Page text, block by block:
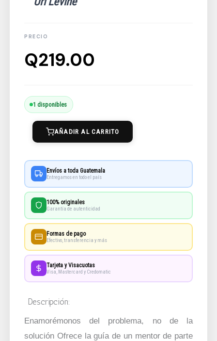
Q219.00
1 disponibles
Enamorate
Problema
De
La
Solucion
cantidad
AÑADIR AL CARRITO
Envíos a toda Guatemala
Entregamos en todo el país
100% originales
Garantía de autenticidad
Formas de pago
Efectivo, transferencia y más
Tarjeta y Visacuotas
Visa, Mastercard y Credomatic
Descripción:
Enamorémonos del problema, no de la
solución Ofrece la guía de un mentor de parte